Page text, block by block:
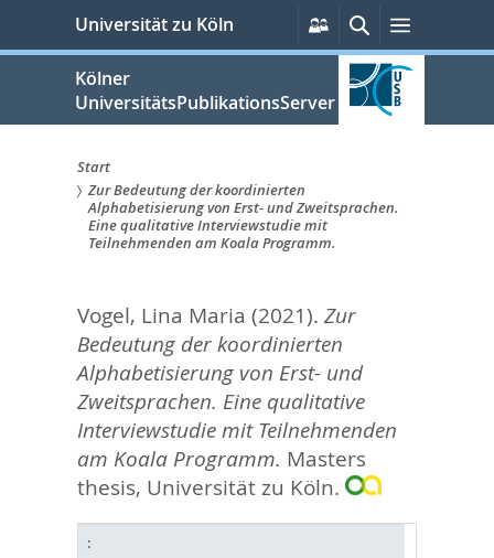
springen
Universität zu Köln
Persönliche
Services
SucheMenü
Kölner
UniversitätsPublikationsServer
Sie
sind
Start
Zur Bedeutung der koordinierten
Alphabetisierung von Erst- und Zweitsprachen.
Eine qualitative Interviewstudie mit
Teilnehmenden am Koala Programm.
Vogel, Lina Maria (2021). Zur
Bedeutung der koordinierten
Alphabetisierung von Erst- und
Zweitsprachen. Eine qualitative
Interviewstudie mit Teilnehmenden
am Koala Programm. Masters
thesis, Universität zu Köln.